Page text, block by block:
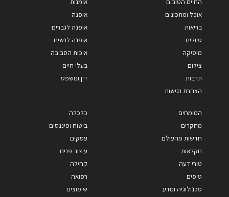
אוכל ומתכונים
בריאות
טיולים
מוסיקה
צילום
תרבות
הצהרת נגישות
אופנה
אופנה לגברים
אופנה לנשים
איכות הסביבה
בעלי חיים
דין ומשפט
המומחים
מחקרים
חדשות מהעולם
חקלאות
טורי דעה
טיפים
טכנולוגיה ומדע
כלכלה
ביטוח ופיננסים
עסקים
עיצוב פנים
קהילה
רפואה
שיפוצים